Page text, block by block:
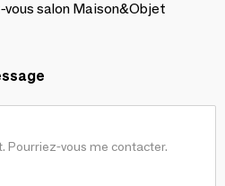
vous salon Maison&Objet